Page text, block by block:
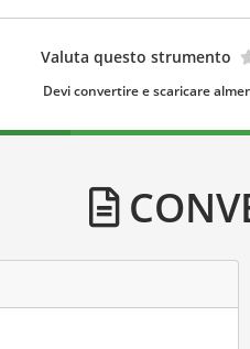
Valuta questo strumento
Devi convertire e scaricare